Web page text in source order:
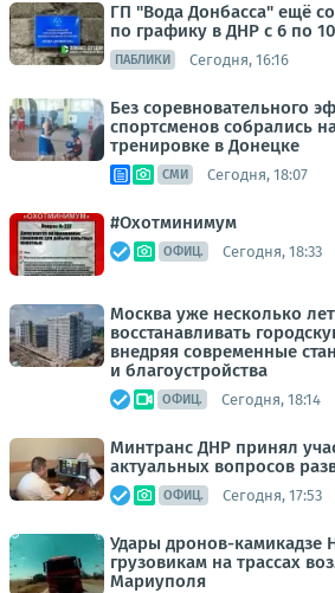
ГП "Вода Донбасса" ещё
по графику в ДНР с 6 по 10
ПАБЛИКИ Сегодня, 16:16
Без соревновательного
спортсменов собрались
тренировке в Донецке
СМИ Сегодня, 18:07
#Охотминимум
ОФИЦ. Сегодня, 18:33
Москва уже несколько
восстанавливать
внедряя современные
и благоустройства
ОФИЦ. Сегодня, 18:14
Минтранс ДНР принял
актуальных вопросов
ОФИЦ. Сегодня, 17:53
Удары дронов-камикадзе
грузовикам на трассах
Мариуполя